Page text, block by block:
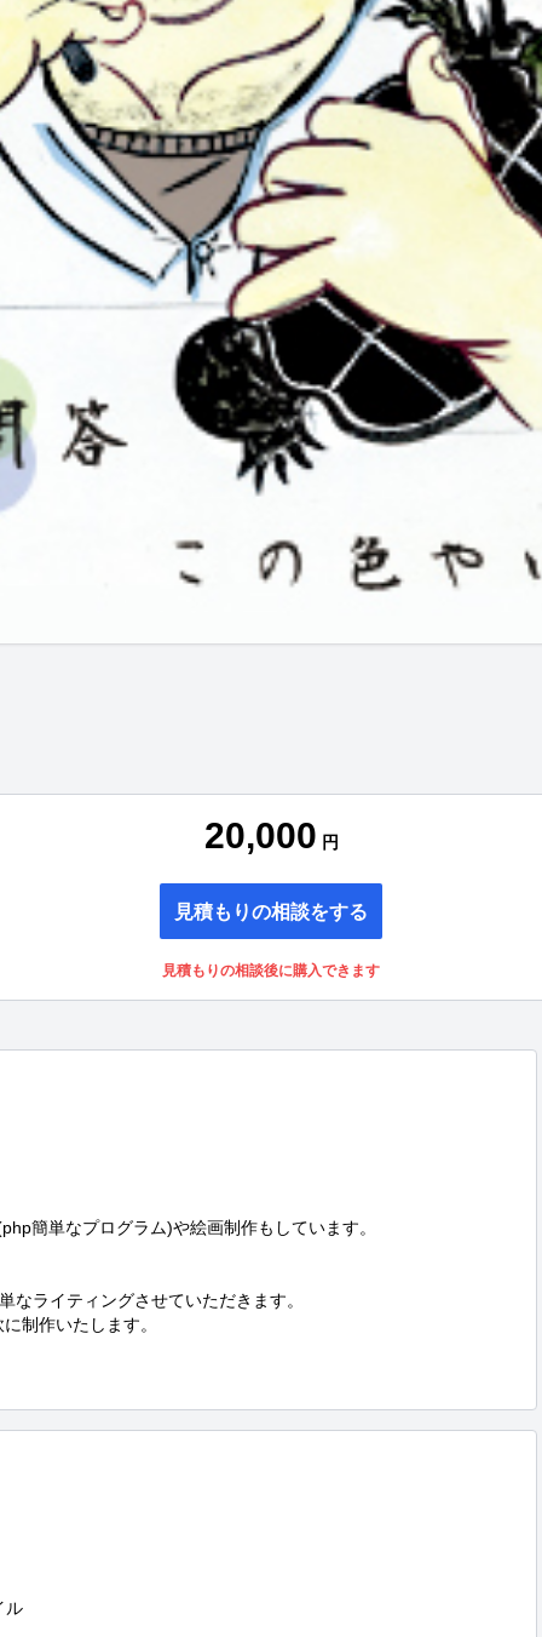
20,000 円
見積もりの相談をする
見積もりの相談後に購入できます
簡単なプログラム)や絵画制作もしています。
なライティングさせていただきます。
制作いたします。
ル